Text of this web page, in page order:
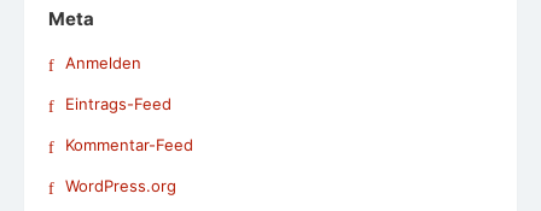
Meta
Anmelden
Eintrags-Feed
Kommentar-Feed
WordPress.org